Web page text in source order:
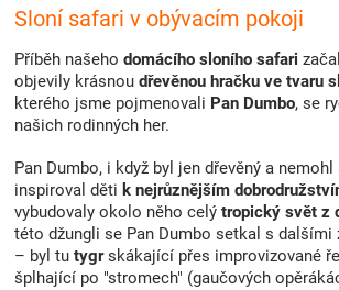
c
í
p
r
v
v
ý
p
i
s
u
n
í
Sloní safari v obývacím pokoji
Příběh našeho domácího sloního safari
objevily krásnou dřevěnou hračku ve tvaru
kterého jsme pojmenovali Pan Dumbo, se
našich rodinných her.
Pan Dumbo, i když byl jen dřevěný a
inspiroval děti k nejrůznějším
vybudovaly okolo něho celý tropický svět z
této džungli se Pan Dumbo setkal s dalšími
– byl tu tygrskákající přes improvizované
šplhající po "stromech" (gaučových